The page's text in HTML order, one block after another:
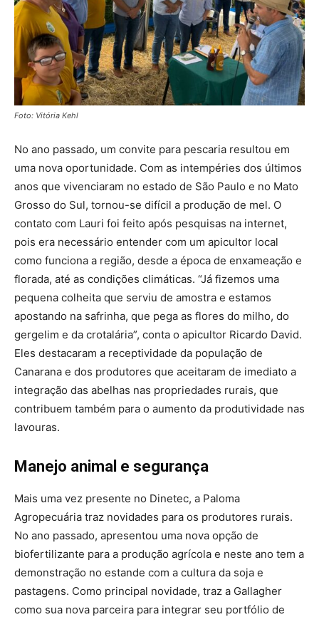
Foto: Vitória Kehl
No ano passado, um convite para pescaria resultou em
uma nova oportunidade. Com as intempéries dos últimos
anos que vivenciaram no estado de São Paulo e no Mato
Grosso do Sul, tornou-se difícil a produção de mel. O
contato com Lauri foi feito após pesquisas na internet,
pois era necessário entender com um apicultor local
como funciona a região, desde a época de enxameação e
florada, até as condições climáticas. “Já fizemos uma
pequena colheita que serviu de amostra e estamos
apostando na safrinha, que pega as flores do milho, do
gergelim e da crotalária”, conta o apicultor Ricardo David.
Eles destacaram a receptividade da população de
Canarana e dos produtores que aceitaram de imediato a
integração das abelhas nas propriedades rurais, que
contribuem também para o aumento da produtividade nas
lavouras.
Manejo animal e segurança
Mais uma vez presente no Dinetec, a Paloma
Agropecuária traz novidades para os produtores rurais.
No ano passado, apresentou uma nova opção de
biofertilizante para a produção agrícola e neste ano tem a
demonstração no estande com a cultura da soja e
pastagens. Como principal novidade, traz a Gallagher
como sua nova parceira para integrar seu portfólio de